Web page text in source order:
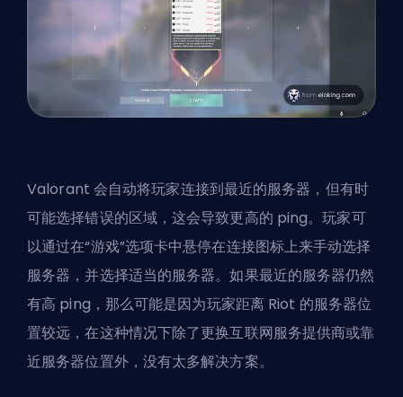
Valorant 会自动将玩家连接到最近的服务器，但有时
可能选择错误的区域，这会导致更高的 ping。玩家可
以通过在“游戏”选项卡中悬停在连接图标上来手动选择
服务器，并选择适当的服务器。如果最近的服务器仍然
有高 ping，那么可能是因为玩家距离 Riot 的服务器位
置较远，在这种情况下除了更换互联网服务提供商或靠
近服务器位置外，没有太多解决方案。